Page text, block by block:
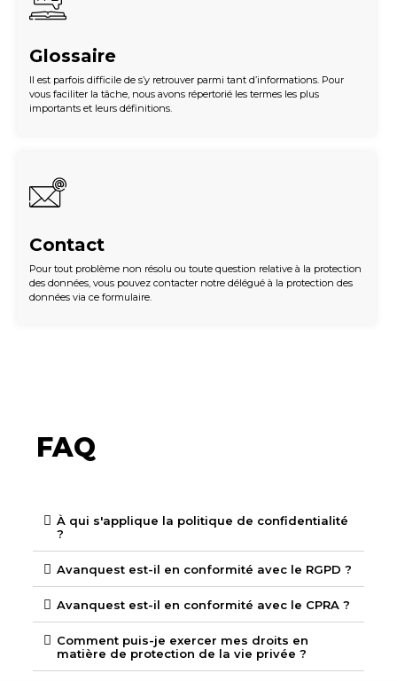
Glossaire
Il est parfois difficile de s’y retrouver parmi tant d’informations. Pour
vous faciliter la tâche, nous avons répertorié les termes les plus
importants et leurs définitions.
Contact
Pour tout problème non résolu ou toute question relative à la protection
des données, vous pouvez contacter notre délégué à la protection des
données via ce formulaire.
FAQ
À qui s'applique la politique de confidentialité
?
Avanquest est-il en conformité avec le RGPD ?
Avanquest est-il en conformité avec le CPRA ?
Comment puis-je exercer mes droits en
matière de protection de la vie privée ?